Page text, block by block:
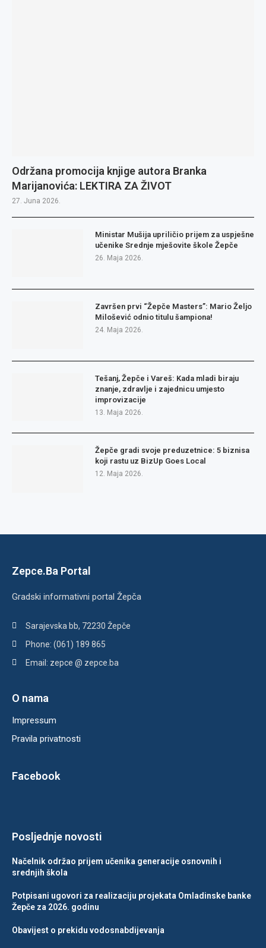
Održana promocija knjige autora Branka
Marijanovića: LEKTIRA ZA ŽIVOT
27. Juna 2026.
Ministar Mušija upriličio prijem za uspješne
učenike Srednje mješovite škole Žepče
26. Maja 2026.
Završen prvi “Žepče Masters”: Mario Željo
Milošević odnio titulu šampiona!
24. Maja 2026.
Tešanj, Žepče i Vareš: Kada mladi biraju
znanje, zdravlje i zajednicu umjesto
improvizacije
13. Maja 2026.
Žepče gradi svoje preduzetnice: 5 biznisa
koji rastu uz BizUp Goes Local
12. Maja 2026.
Zepce.Ba Portal
Gradski informativni portal Žepča
Sarajevska bb, 72230 Žepče
Phone: (061) 189 865
Email: zepce @ zepce.ba
O nama
Impressum
Pravila privatnosti
Facebook
Posljednje novosti
Načelnik održao prijem učenika generacije osnovnih i
srednjih škola
Potpisani ugovori za realizaciju projekata Omladinske banke
Žepče za 2026. godinu
Obavijest o prekidu vodosnabdijevanja